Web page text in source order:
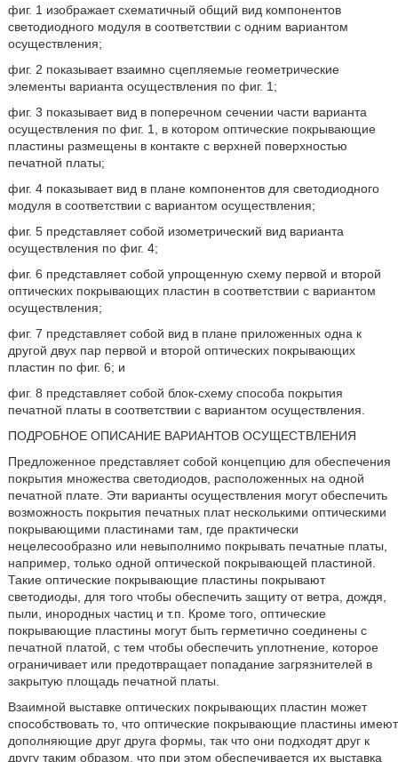
фиг. 1 изображает схематичный общий вид компонентов
светодиодного модуля в соответствии с одним вариантом
осуществления;
фиг. 2 показывает взаимно сцепляемые геометрические
элементы варианта осуществления по фиг. 1;
фиг. 3 показывает вид в поперечном сечении части варианта
осуществления по фиг. 1, в котором оптические покрывающие
пластины размещены в контакте с верхней поверхностью
печатной платы;
фиг. 4 показывает вид в плане компонентов для светодиодного
модуля в соответствии с вариантом осуществления;
фиг. 5 представляет собой изометрический вид варианта
осуществления по фиг. 4;
фиг. 6 представляет собой упрощенную схему первой и второй
оптических покрывающих пластин в соответствии с вариантом
осуществления;
фиг. 7 представляет собой вид в плане приложенных одна к
другой двух пар первой и второй оптических покрывающих
пластин по фиг. 6; и
фиг. 8 представляет собой блок-схему способа покрытия
печатной платы в соответствии с вариантом осуществления.
ПОДРОБНОЕ ОПИСАНИЕ ВАРИАНТОВ ОСУЩЕСТВЛЕНИЯ
Предложенное представляет собой концепцию для обеспечения
покрытия множества светодиодов, расположенных на одной
печатной плате. Эти варианты осуществления могут обеспечить
возможность покрытия печатных плат несколькими оптическими
покрывающими пластинами там, где практически
нецелесообразно или невыполнимо покрывать печатные платы,
например, только одной оптической покрывающей пластиной.
Такие оптические покрывающие пластины покрывают
светодиоды, для того чтобы обеспечить защиту от ветра, дождя,
пыли, инородных частиц и т.п. Кроме того, оптические
покрывающие пластины могут быть герметично соединены с
печатной платой, с тем чтобы обеспечить уплотнение, которое
ограничивает или предотвращает попадание загрязнителей в
закрытую площадь печатной платы.
Взаимной выставке оптических покрывающих пластин может
способствовать то, что оптические покрывающие пластины имеют
дополняющие друг друга формы, так что они подходят друг к
другу таким образом, что при этом обеспечивается их выставка